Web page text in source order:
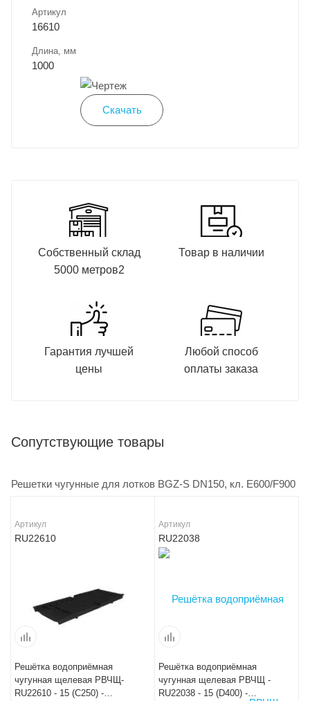
Артикул
16610
Длина, мм
1000
Скачать
Собственный склад
5000 метров2
Товар в наличии
Гарантия лучшей
цены
Любой способ
оплаты заказа
Сопутствующие товары
Решетки чугунные для лотков BGZ-S DN150, кл. E600/F900
Артикул
RU22610
Решётка водоприёмная
чугунная щелевая РВЧЩ-
RU22610 - 15 (C250) -
Артикул
RU22038
Решётка водоприёмная
чугунная щелевая РВЧЩ -
RU22038 - 15 (D400) -